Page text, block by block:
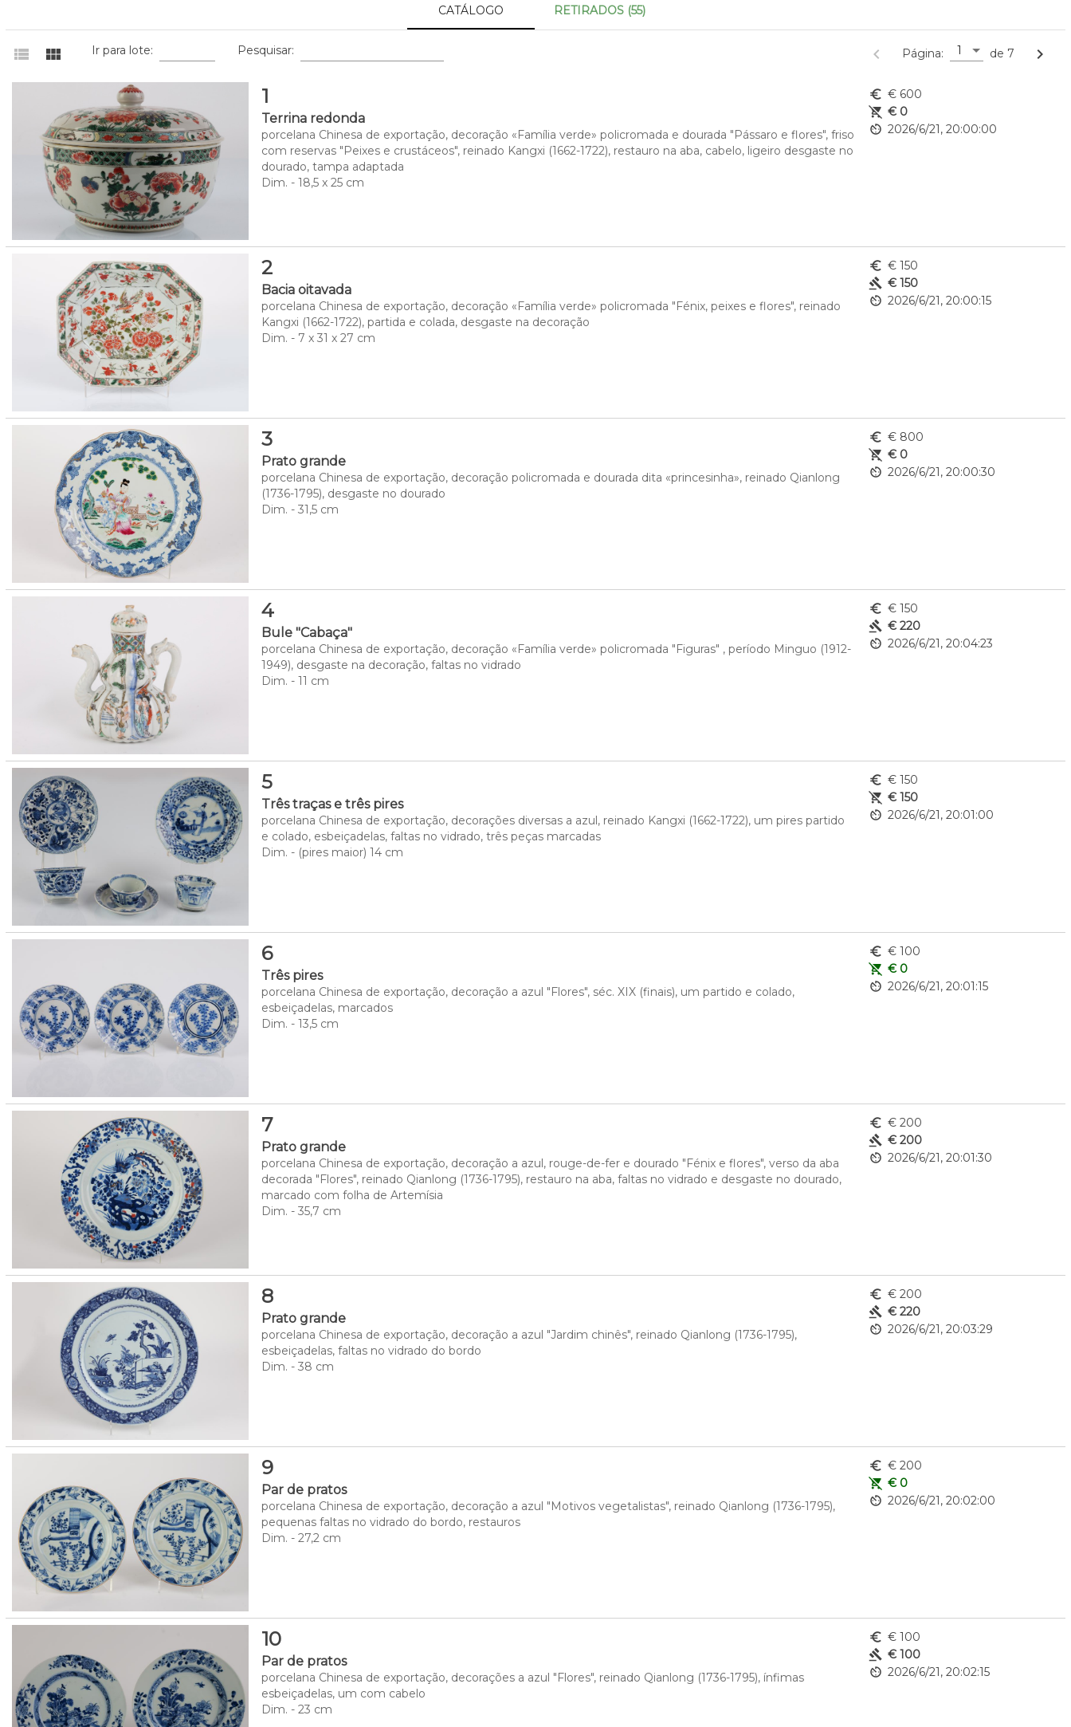
CATÁLOGO RETIRADOS (55)
view_list view_module Ir para lote: Pesquisar: navigate_before Página: 1 de 7 navigate_next
1
Terrina redonda
porcelana Chinesa de exportação, decoração «Família verde» policromada e dourada "Pássaro e flores", friso
com reservas "Peixes e crustáceos", reinado Kangxi (1662-1722), restauro na aba, cabelo, ligeiro desgaste no
dourado, tampa adaptada
Dim. - 18,5 x 25 cm
euro_symbol € 600
remove_shopping_cart € 0
av_timer 2026/6/21, 20:00:00
2
Bacia oitavada
porcelana Chinesa de exportação, decoração «Família verde» policromada "Fénix, peixes e flores", reinado
Kangxi (1662-1722), partida e colada, desgaste na decoração
Dim. - 7 x 31 x 27 cm
euro_symbol € 150
gavel € 150
av_timer 2026/6/21, 20:00:15
3
Prato grande
porcelana Chinesa de exportação, decoração policromada e dourada dita «princesinha», reinado Qianlong
(1736-1795), desgaste no dourado
Dim. - 31,5 cm
euro_symbol € 800
remove_shopping_cart € 0
av_timer 2026/6/21, 20:00:30
4
Bule "Cabaça"
porcelana Chinesa de exportação, decoração «Família verde» policromada "Figuras" , período Minguo (1912-
1949), desgaste na decoração, faltas no vidrado
Dim. - 11 cm
euro_symbol € 150
gavel € 220
av_timer 2026/6/21, 20:04:23
5
Três traças e três pires
porcelana Chinesa de exportação, decorações diversas a azul, reinado Kangxi (1662-1722), um pires partido
e colado, esbeiçadelas, faltas no vidrado, três peças marcadas
Dim. - (pires maior) 14 cm
euro_symbol € 150
remove_shopping_cart € 150
av_timer 2026/6/21, 20:01:00
6
Três pires
porcelana Chinesa de exportação, decoração a azul "Flores", séc. XIX (finais), um partido e colado,
esbeiçadelas, marcados
Dim. - 13,5 cm
euro_symbol € 100
remove_shopping_cart € 0
av_timer 2026/6/21, 20:01:15
7
Prato grande
porcelana Chinesa de exportação, decoração a azul, rouge-de-fer e dourado "Fénix e flores", verso da aba
decorada "Flores", reinado Qianlong (1736-1795), restauro na aba, faltas no vidrado e desgaste no dourado,
marcado com folha de Artemísia
Dim. - 35,7 cm
euro_symbol € 200
gavel € 200
av_timer 2026/6/21, 20:01:30
8
Prato grande
porcelana Chinesa de exportação, decoração a azul "Jardim chinês", reinado Qianlong (1736-1795),
esbeiçadelas, faltas no vidrado do bordo
Dim. - 38 cm
euro_symbol € 200
gavel € 220
av_timer 2026/6/21, 20:03:29
9
Par de pratos
porcelana Chinesa de exportação, decoração a azul "Motivos vegetalistas", reinado Qianlong (1736-1795),
pequenas faltas no vidrado do bordo, restauros
Dim. - 27,2 cm
euro_symbol € 200
remove_shopping_cart € 0
av_timer 2026/6/21, 20:02:00
10
Par de pratos
porcelana Chinesa de exportação, decorações a azul "Flores", reinado Qianlong (1736-1795), ínfimas
esbeiçadelas, um com cabelo
Dim. - 23 cm
euro_symbol € 100
gavel € 100
av_timer 2026/6/21, 20:02:15